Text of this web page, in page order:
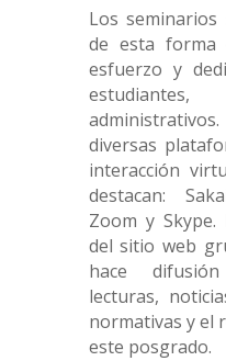
Los
de esta forma
esfuerzo y
diversas
interacción
destacan:
Zoom y
del sitio web
hace
lecturas,
normativas y el
este posgrado.